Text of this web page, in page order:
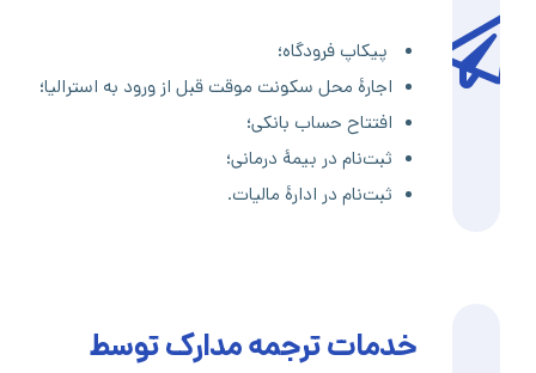
پیکاپ فرودگاه؛
اجارۀ محل سکونت موقت قبل از ورود به استرالیا؛
افتتاح حساب بانکی؛
ثبت‌نام در بیمۀ درمانی؛
ثبت‌نام در ادارۀ مالیات.
خدمات ترجمه مدارک توسط